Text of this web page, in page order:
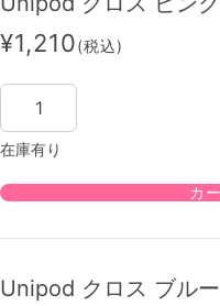
¥1,210(税込)
在庫有り
Unipod クロス ブルー